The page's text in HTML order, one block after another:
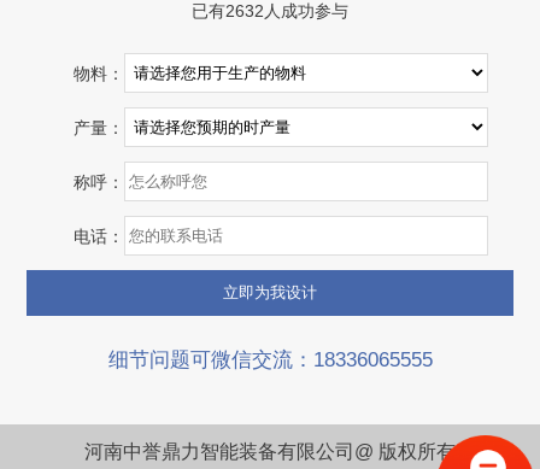
湖北省宜昌市砂石集并日产一万吨砂石料生产线
项目坐标
湖北省宜昌市
设计产能
日产一万吨
项目业主
砂石集并中心 建筑垃圾等石料
咨询该项目执行经理
已有2632人成功参与
物料：
产量：
称呼：
电话：
细节问题可微信交流：18336065555
河南中誉鼎力智能装备有限公司@ 版权所有